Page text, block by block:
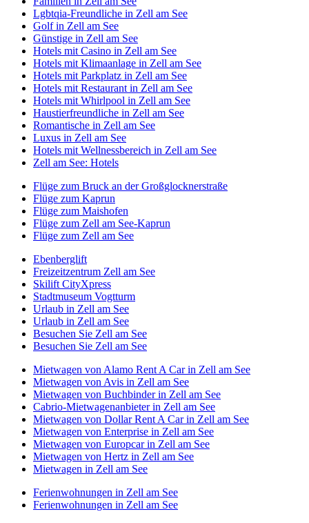
Lgbtqia-Freundliche in Zell am See
Golf in Zell am See
Günstige in Zell am See
Hotels mit Casino in Zell am See
Hotels mit Klimaanlage in Zell am See
Hotels mit Parkplatz in Zell am See
Hotels mit Restaurant in Zell am See
Hotels mit Whirlpool in Zell am See
Haustierfreundliche in Zell am See
Romantische in Zell am See
Luxus in Zell am See
Hotels mit Wellnessbereich in Zell am See
Zell am See: Hotels
Flüge zum Bruck an der Großglocknerstraße
Flüge zum Kaprun
Flüge zum Maishofen
Flüge zum Zell am See-Kaprun
Flüge zum Zell am See
Ebenberglift
Freizeitzentrum Zell am See
Skilift CityXpress
Stadtmuseum Vogtturm
Urlaub in Zell am See
Urlaub in Zell am See
Besuchen Sie Zell am See
Besuchen Sie Zell am See
Mietwagen von Alamo Rent A Car in Zell am See
Mietwagen von Avis in Zell am See
Mietwagen von Buchbinder in Zell am See
Cabrio-Mietwagenanbieter in Zell am See
Mietwagen von Dollar Rent A Car in Zell am See
Mietwagen von Enterprise in Zell am See
Mietwagen von Europcar in Zell am See
Mietwagen von Hertz in Zell am See
Mietwagen in Zell am See
Ferienwohnungen in Zell am See
Ferienwohnungen in Zell am See